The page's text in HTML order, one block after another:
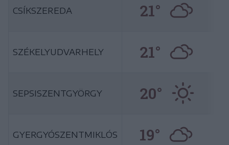
CSÍKSZEREDA 21°
SZÉKELYUDVARHELY 21°
SEPSISZENTGYÖRGY 20°
GYERGYÓSZENTMIKLÓS 19°